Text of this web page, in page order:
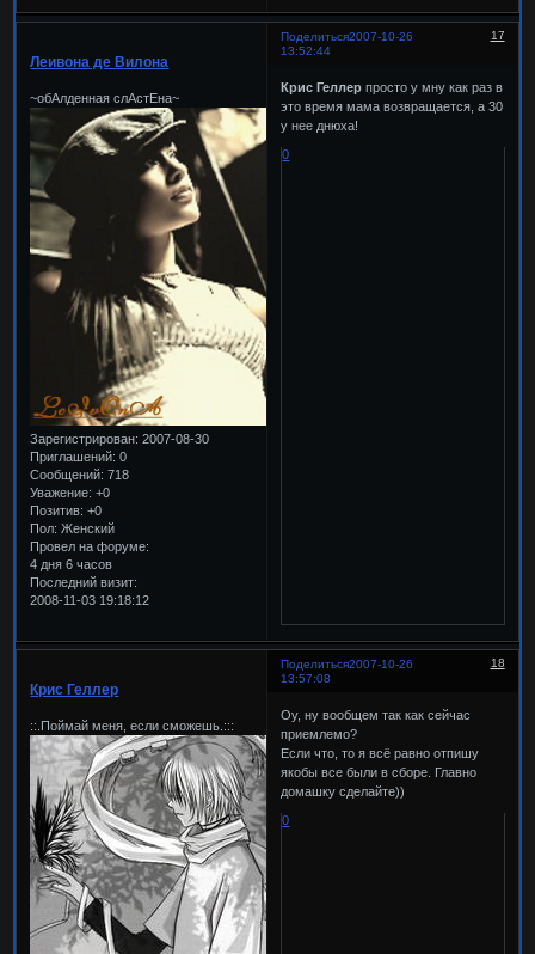
Поделиться 17
2007-10-26
13:52:44
Леивона де Вилона
~обАлденная слАстЕна~
Зарегистрирован: 2007-08-30
Приглашений: 0
Сообщений: 718
Уважение: +0
Позитив: +0
Пол: Женский
Провел на форуме:
4 дня 6 часов
Последний визит:
2008-11-03 19:18:12
Крис Геллер просто у мну как раз в
это время мама возвращается, а 30
у нее днюха!
0
Поделиться 18
2007-10-26
13:57:08
Крис Геллер
::.Поймай меня, если сможешь.:::
Оу, ну вообщем так как сейчас
приемлемо?
Если что, то я всё равно отпишу
якобы все были в сборе. Главно
домашку сделайте))
0